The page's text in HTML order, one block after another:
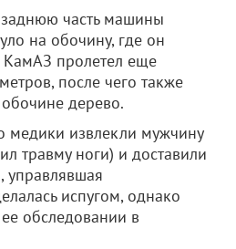
заднюю часть машины
на обочину, где он
КамАЗ пролетел еще
после чего также
дерево.
медики извлекли мужчину
травму ноги) и доставили
управлявшая
испугом, однако
обследовании в